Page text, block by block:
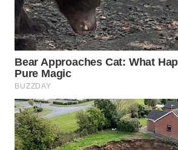
WN
BOROBUDUR
WN
MADURA
WN
SURABAYA